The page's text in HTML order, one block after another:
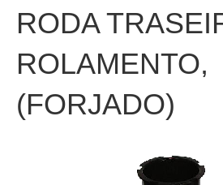
RODA
ROLAMENTO,
(FORJADO)